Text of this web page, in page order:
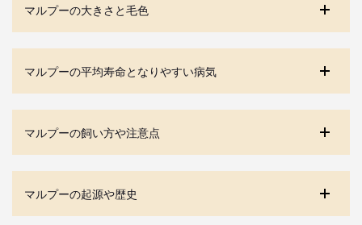
マルプーの大きさと毛色
マルプーの平均寿命となりやすい病気
マルプーの飼い方や注意点
マルプーの起源や歴史